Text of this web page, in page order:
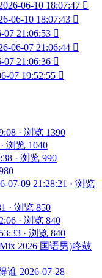
06-10 18:07:47 
06-10 18:07:43 
07 21:06:53 
06-07 21:06:44 
07 21:06:36 
07 19:52:55 
· 浏览 1390
浏览 1040
· 浏览 990
07-09 21:28:21 · 浏览
· 浏览 850
· 浏览 840
· 浏览 840
2026 国语男)咚鼓
谁 2026-07-28